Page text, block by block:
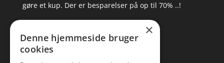
gøre et kup. Der er besparelser på op til 70% ..!
×
Denne hjemmeside bruger
cookies